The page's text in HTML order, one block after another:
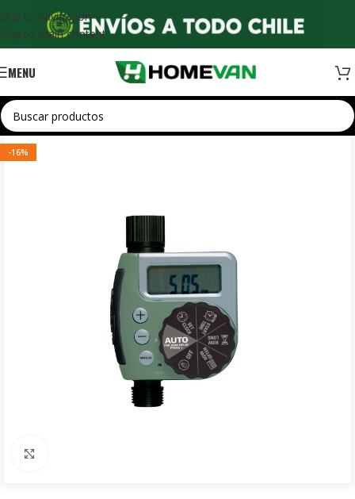
Skip to navigation
Skip to main content
MENU
-16%